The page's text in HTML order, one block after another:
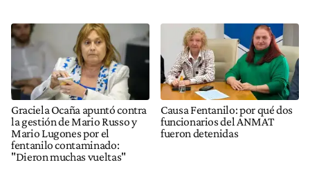
Graciela Ocaña apuntó contra
la gestión de Mario Russo y
Mario Lugones por el
fentanilo contaminado:
"Dieron muchas vueltas"
Causa Fentanilo: por qué dos
funcionarios del ANMAT
fueron detenidas